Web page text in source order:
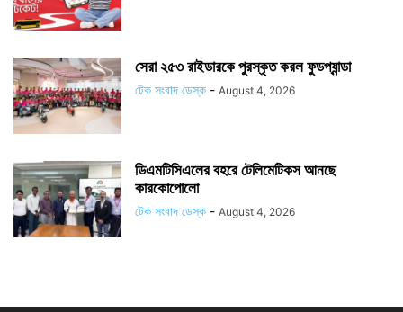
সেরা ২৫৩ রাইডারকে পুরস্কৃত করল ফুডপ্যান্ডা
টেক সংবাদ ডেস্ক - August 4, 2026
ডিএমটিসিএলের বহরে টেলিমেটিকস আনছে
কারকোপোলো
টেক সংবাদ ডেস্ক - August 4, 2026